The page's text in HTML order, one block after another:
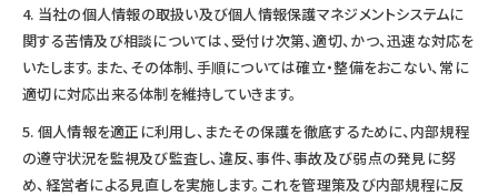
当社の個人情報の取扱い及び個人情報保護マネジメントシステムに
関する苦情及び相談については、受付け次第、適切、かつ、迅速な対応を
いたします。また、その体制、手順については確立・整備をおこない、常に
適切に対応出来る体制を維持していきます。
個人情報を適正に利用し、またその保護を徹底するために、内部規程
の遵守状況を監視及び監査し、違反、事件、事故及び弱点の発見に努
め、経営者による見直しを実施します。これを管理策及び内部規程に反